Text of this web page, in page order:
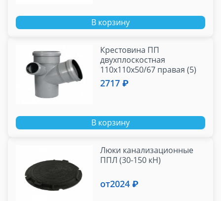
В корзину
Крестовина ПП
двухплоскостная
110х110х50/67 правая (5)
2717 ₽
В корзину
Люки канализационные
ППЛ (30-150 кН)
от2024 ₽